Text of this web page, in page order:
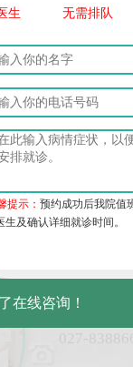
生 无需排队
提示：预约成功后我院值
生及确认详细就诊时间。
武汉市硚
在线咨询！